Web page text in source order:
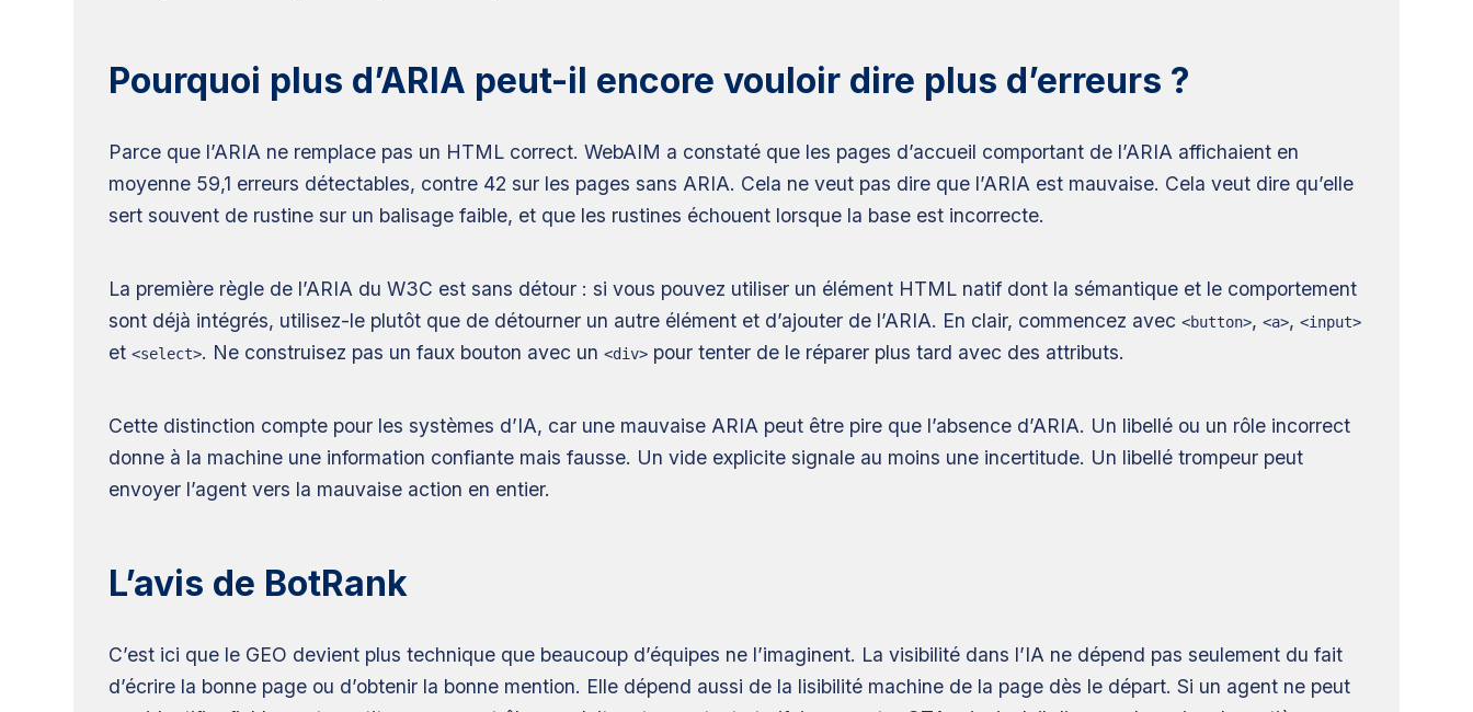
Pourquoi plus d’ARIA peut-il encore vouloir dire plus d’erreurs ?
Parce que l’ARIA ne remplace pas un HTML correct. WebAIM a constaté que les pages d’accueil comportant de l’ARIA affichaient en
moyenne 59,1 erreurs détectables, contre 42 sur les pages sans ARIA. Cela ne veut pas dire que l’ARIA est mauvaise. Cela veut dire qu’elle
sert souvent de rustine sur un balisage faible, et que les rustines échouent lorsque la base est incorrecte.
La première règle de l’ARIA du W3C est sans détour : si vous pouvez utiliser un élément HTML natif dont la sémantique et le comportement
sont déjà intégrés, utilisez-le plutôt que de détourner un autre élément et d’ajouter de l’ARIA. En clair, commencez avec<button>,<a>,<input>
et<select>. Ne construisez pas un faux bouton avec un<div> pour tenter de le réparer plus tard avec des attributs.
Cette distinction compte pour les systèmes d’IA, car une mauvaise ARIA peut être pire que l’absence d’ARIA. Un libellé ou un rôle incorrect
donne à la machine une information confiante mais fausse. Un vide explicite signale au moins une incertitude. Un libellé trompeur peut
envoyer l’agent vers la mauvaise action en entier.
L’avis de BotRank
C’est ici que le GEO devient plus technique que beaucoup d’équipes ne l’imaginent. La visibilité dans l’IA ne dépend pas seulement du fait
d’écrire la bonne page ou d’obtenir la bonne mention. Elle dépend aussi de la lisibilité machine de la page dès le départ. Si un agent ne peut